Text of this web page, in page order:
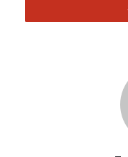
Kedah FA 1
𝙋𝙚𝙢𝙖𝙞𝙣 𝙋𝙞𝙖𝙡𝙖